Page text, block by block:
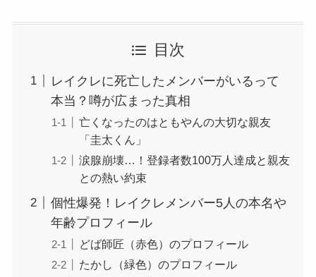
目次
レイクレに死亡したメンバーがいるって
本当？噂が広まった真相
亡くなったのはともやんの大切な親友
「圭太くん」
涙腺崩壊…！登録者数100万人達成と親友
との熱い約束
個性爆発！レイクレメンバー5人の本名や
年齢プロフィール
どば師匠（赤色）のプロフィール
たかし（緑色）のプロフィール